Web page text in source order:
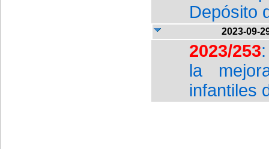
Depósito
2023-09-
2023/253
la
infantiles